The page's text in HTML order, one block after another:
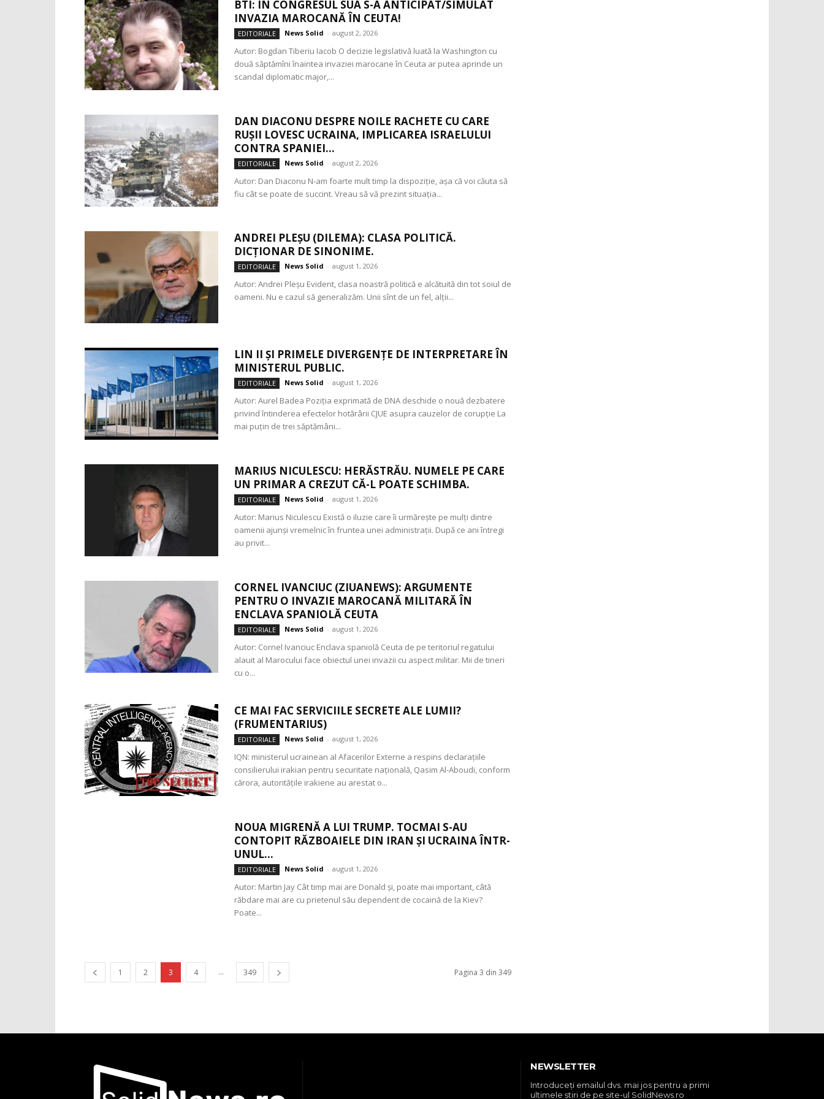
BTI: ÎN CONGRESUL SUA S-A ANTICIPAT/SIMULAT
INVAZIA MAROCANĂ ÎN CEUTA!
EDITORIALE News Solid - august 2, 2026
Autor: Bogdan Tiberiu Iacob O decizie legislativă luată la Washington cu
două săptămîni înaintea invaziei marocane în Ceuta ar putea aprinde un
scandal diplomatic major,...
DAN DIACONU DESPRE NOILE RACHETE CU CARE
RUȘII LOVESC UCRAINA, IMPLICAREA ISRAELULUI
CONTRA SPANIEI...
EDITORIALE News Solid - august 2, 2026
Autor: Dan Diaconu N-am foarte mult timp la dispoziție, așa că voi căuta să
fiu cât se poate de succint. Vreau să vă prezint situația...
ANDREI PLEȘU (DILEMA): CLASA POLITICĂ.
DICȚIONAR DE SINONIME.
EDITORIALE News Solid - august 1, 2026
Autor: Andrei Pleșu Evident, clasa noastră politică e alcătuită din tot soiul de
oameni. Nu e cazul să generalizăm. Unii sînt de un fel, alții...
LIN II ȘI PRIMELE DIVERGENȚE DE INTERPRETARE ÎN
MINISTERUL PUBLIC.
EDITORIALE News Solid - august 1, 2026
Autor: Aurel Badea Poziția exprimată de DNA deschide o nouă dezbatere
privind întinderea efectelor hotărârii CJUE asupra cauzelor de corupție La
mai puțin de trei săptămâni...
MARIUS NICULESCU: HERĂSTRĂU. NUMELE PE CARE
UN PRIMAR A CREZUT CĂ-L POATE SCHIMBA.
EDITORIALE News Solid - august 1, 2026
Autor: Marius Niculescu Există o iluzie care îi urmărește pe mulți dintre
oamenii ajunși vremelnic în fruntea unei administrații. După ce ani întregi
au privit...
CORNEL IVANCIUC (ZIUANEWS): ARGUMENTE
PENTRU O INVAZIE MAROCANĂ MILITARĂ ÎN
ENCLAVA SPANIOLĂ CEUTA
EDITORIALE News Solid - august 1, 2026
Autor: Cornel Ivanciuc Enclava spaniolă Ceuta de pe teritoriul regatului
alauit al Marocului face obiectul unei invazii cu aspect militar. Mii de tineri
cu o...
CE MAI FAC SERVICIILE SECRETE ALE LUMII?
(FRUMENTARIUS)
EDITORIALE News Solid - august 1, 2026
IQN: ministerul ucrainean al Afacerilor Externe a respins declarațiile
consilierului irakian pentru securitate națională, Qasim Al-Aboudi, conform
cărora, autoritățile irakiene au arestat o...
NOUA MIGRENĂ A LUI TRUMP. TOCMAI S-AU
CONTOPIT RĂZBOAIELE DIN IRAN ȘI UCRAINA ÎNTR-
UNUL...
EDITORIALE News Solid - august 1, 2026
Autor: Martin Jay Cât timp mai are Donald și, poate mai important, câtă
răbdare mai are cu prietenul său dependent de cocaină de la Kiev?
Poate...
1 2 3 4 ... 349 Pagina 3 din 349
NEWSLETTER
Introduceţi emailul dvs. mai jos pentru a primi
ultimele ştiri de pe site-ul SolidNews.ro